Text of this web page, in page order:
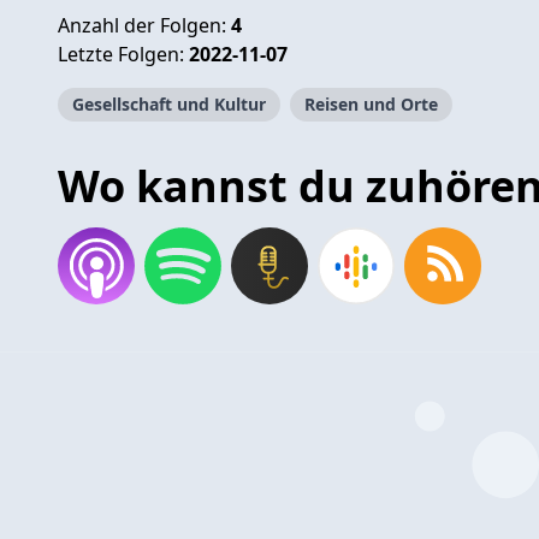
Anzahl der Folgen: 4
Letzte Folgen: 2022-11-07
Gesellschaft und Kultur Reisen und Orte
Wo kannst du